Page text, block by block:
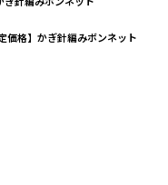
定価格】かぎ針編みボンネット